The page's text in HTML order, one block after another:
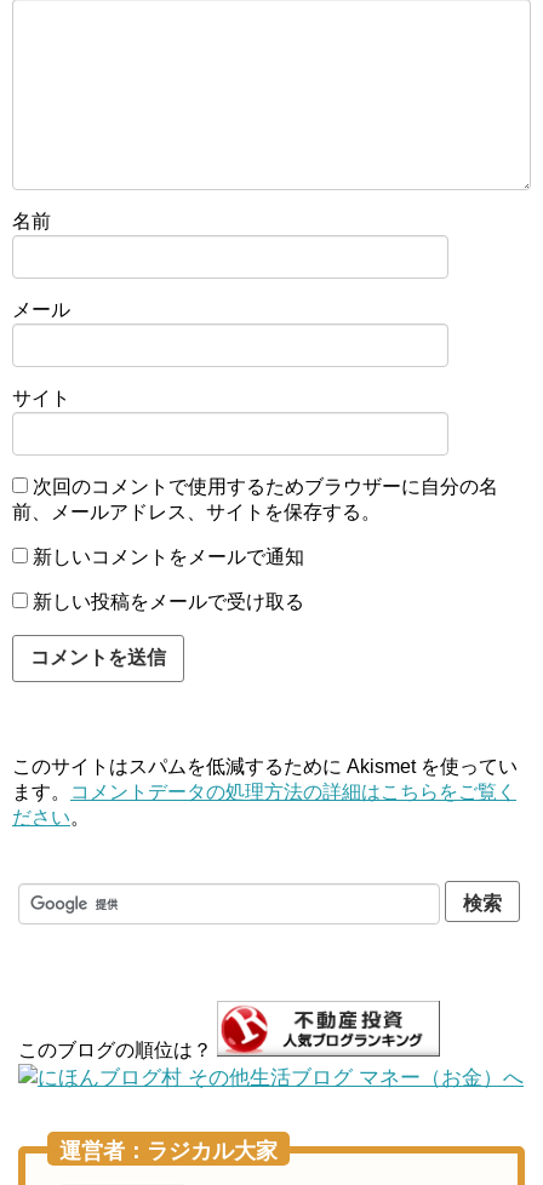
名前
メール
サイト
次回のコメントで使用するためブラウザーに自分の名
前、メールアドレス、サイトを保存する。
新しいコメントをメールで通知
新しい投稿をメールで受け取る
このサイトはスパムを低減するために Akismet を使ってい
ます。
コメントデータの処理方法の詳細はこちらをご覧く
ださい。
このブログの順位は？
運営者：ラジカル大家